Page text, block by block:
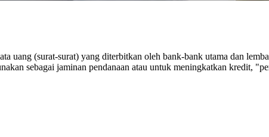
uang (surat-surat) yang diterbitkan oleh bank-bank utama dan
sebagai jaminan pendanaan atau untuk meningkatkan kredit,